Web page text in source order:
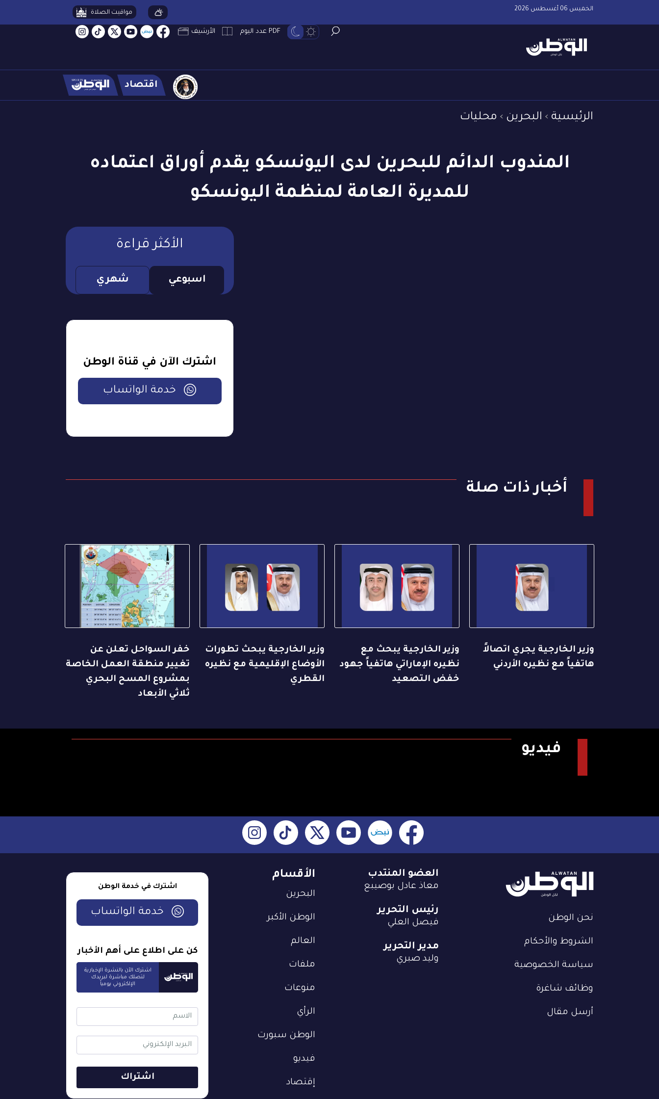
الخميس 06 أغسطس 2026 مواقيت الصلاة
PDF عدد اليوم الأرشيف
اقتصاد
الرئيسية البحرين محليات
المندوب الدائم للبحرين لدى اليونسكو يقدم أوراق اعتماده
للمديرة العامة لمنظمة اليونسكو
الأكثر قراءة
اسبوعي شهري
اشترك الآن في قناة الوطن
خدمة الواتساب
أخبار ذات صلة
وزير الخارجية يجري اتصالاً
هاتفياً مع نظيره الأردني
وزير الخارجية يبحث مع
نظيره الإماراتي هاتفياً جهود
خفض التصعيد
وزير الخارجية يبحث تطورات
الأوضاع الإقليمية مع نظيره
القطري
خفر السواحل تعلن عن
تغيير منطقة العمل الخاصة
بمشروع المسح البحري
ثلاثي الأبعاد
فيديو
نحن الوطن
الشروط والأحكام
سياسة الخصوصية
وظائف شاغرة
أرسل مقال
الأقسام
البحرين
الوطن الأكبر
العالم
ملفات
منوعات
الرأي
الوطن سبورت
فيديو
إقتصاد
العضو المنتدب
معاذ عادل بوصيبع
رئيس التحرير
فيصل العلي
مدير التحرير
وليد صبري
اشترك في خدمة الوطن
خدمة الواتساب
كن على اطلاع على أهم الأخبار
اشترك الآن بالنشرة الإخبارية
لتصلك مباشرة لبريدك
الإلكتروني يومياً
اشتراك